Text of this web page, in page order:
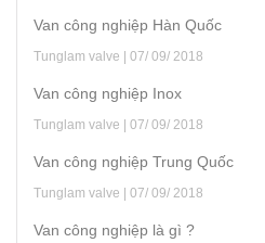
Van công nghiệp Hàn Quốc
Tunglam valve | 07/ 09/ 2018
Van công nghiệp Inox
Tunglam valve | 07/ 09/ 2018
Van công nghiệp Trung Quốc
Tunglam valve | 07/ 09/ 2018
Van công nghiệp là gì ?